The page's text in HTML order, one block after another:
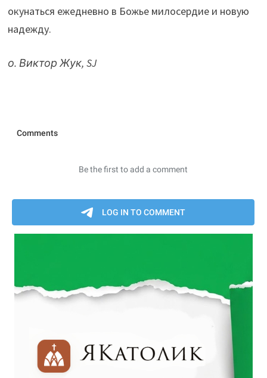
окунаться ежедневно в Божье милосердие и новую
надежду.
о. Виктор Жук, SJ